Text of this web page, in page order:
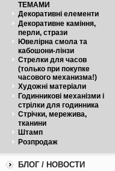
ТЕМАМИ
Декоративні елементи
Декоративне каміння,
перли, стрази
Ювелірна смола та
кабошони-лінзи
Стрелки для часов
(только при покупке
часового механизма!)
Художні матеріали
Годинникові механізми і
стрілки для годинника
Стрічки, мережива,
тканини
Штамп
Розпродаж
БЛОГ / НОВОСТИ